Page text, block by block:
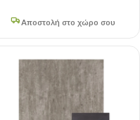
Αποστολή στο χώρο σου